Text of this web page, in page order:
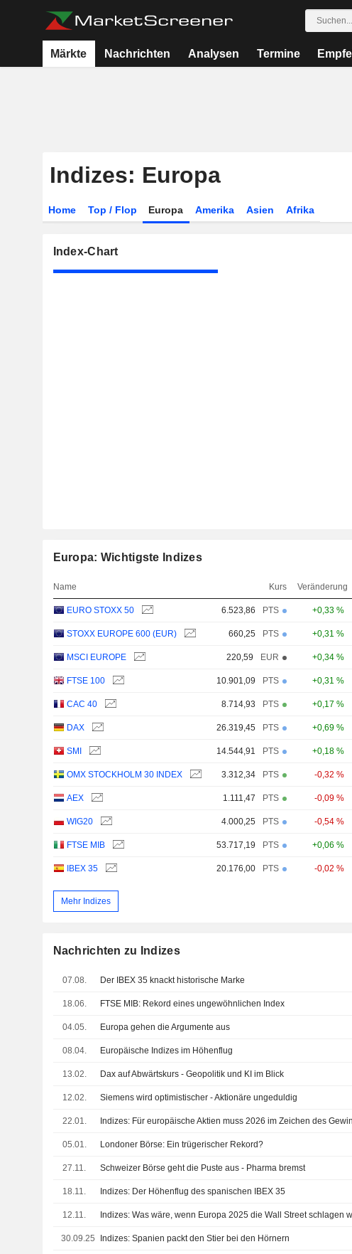
Märkte Nachrichten Analysen Termine
Indizes: Europa
Home Top / Flop Europa Amerika Asien Afrika
Index-Chart
Europa: Wichtigste Indizes
Name Kurs Veränderung
EURO STOXX 50 6.523,86 PTS +0,33 %
STOXX EUROPE 600 (EUR) 660,25 PTS +0,31 %
MSCI EUROPE 220,59 EUR +0,34 %
FTSE 100 10.901,09 PTS +0,31 %
CAC 40 8.714,93 PTS +0,17 %
DAX 26.319,45 PTS +0,69 %
SMI 14.544,91 PTS +0,18 %
OMX STOCKHOLM 30 INDEX 3.312,34 PTS -0,32 %
AEX 1.111,47 PTS -0,09 %
WIG20 4.000,25 PTS -0,54 %
FTSE MIB 53.717,19 PTS +0,06 %
IBEX 35 20.176,00 PTS -0,02 %
Mehr Indizes
Nachrichten zu Indizes
07.08. Der IBEX 35 knackt historische Marke
18.06. FTSE MIB: Rekord eines ungewöhnlichen Index
04.05. Europa gehen die Argumente aus
08.04. Europäische Indizes im Höhenflug
13.02. Dax auf Abwärtskurs - Geopolitik und KI im Blick
12.02. Siemens wird optimistischer - Aktionäre ungeduldig
22.01.
05.01. Londoner Börse: Ein trügerischer Rekord?
27.11. Schweizer Börse geht die Puste aus - Pharma bremst
18.11. Indizes: Der Höhenflug des spanischen IBEX 35
12.11. Indizes: Was wäre, wenn Europa 2025 die Wall Street schlagen
30.09.25 Indizes: Spanien packt den Stier bei den Hörnern